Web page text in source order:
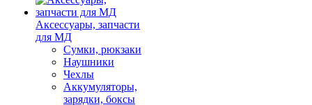
Аксессуары, запчасти
для МД
Сумки, рюкзаки
Наушники
Чехлы
Аккумуляторы,
зарядки, боксы